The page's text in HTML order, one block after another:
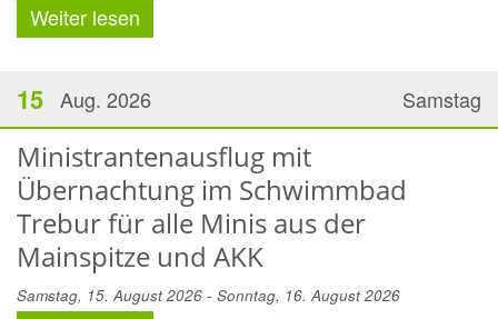
Weiter lesen
Samstag
15 Aug. 2026
Ministrantenausflug mit
Übernachtung im Schwimmbad
Trebur für alle Minis aus der
Mainspitze und AKK
Samstag, 15. August 2026 - Sonntag, 16. August 2026